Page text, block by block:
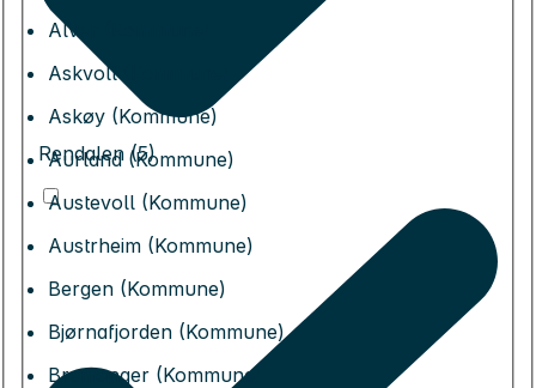
Alver (Kommune)
Askvoll (Kommune)
Askøy (Kommune)
Aurland (Kommune)
Austevoll (Kommune)
Austrheim (Kommune)
Bergen (Kommune)
Bjørnafjorden (Kommune)
Bremanger (Kommune)
Rendalen (5)